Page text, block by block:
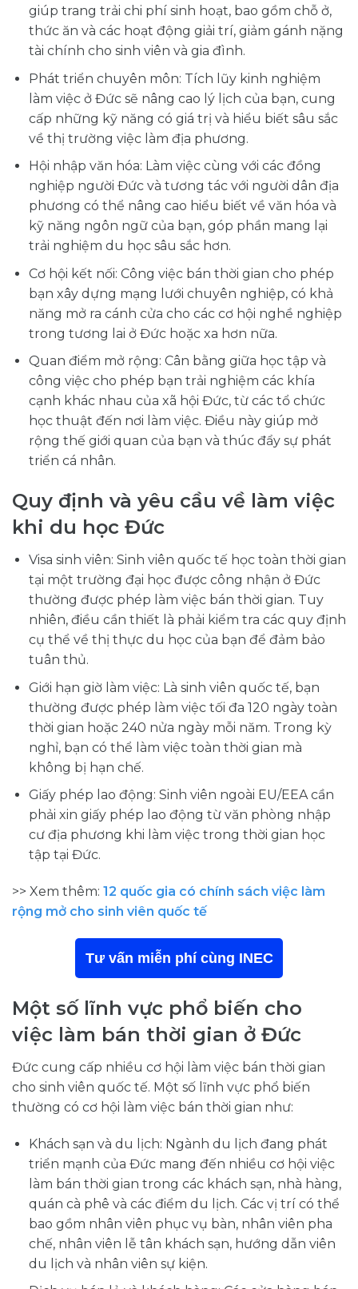
giúp trang trải chi phí sinh hoạt, bao gồm chỗ ở,
thức ăn và các hoạt động giải trí, giảm gánh nặng
tài chính cho sinh viên và gia đình.
Phát triển chuyên môn: Tích lũy kinh nghiệm
làm việc ở Đức sẽ nâng cao lý lịch của bạn, cung
cấp những kỹ năng có giá trị và hiểu biết sâu sắc
về thị trường việc làm địa phương.
Hội nhập văn hóa: Làm việc cùng với các đồng
nghiệp người Đức và tương tác với người dân địa
phương có thể nâng cao hiểu biết về văn hóa và
kỹ năng ngôn ngữ của bạn, góp phần mang lại
trải nghiệm du học sâu sắc hơn.
Cơ hội kết nối: Công việc bán thời gian cho phép
bạn xây dựng mạng lưới chuyên nghiệp, có khả
năng mở ra cánh cửa cho các cơ hội nghề nghiệp
trong tương lai ở Đức hoặc xa hơn nữa.
Quan điểm mở rộng: Cân bằng giữa học tập và
công việc cho phép bạn trải nghiệm các khía
cạnh khác nhau của xã hội Đức, từ các tổ chức
học thuật đến nơi làm việc. Điều này giúp mở
rộng thế giới quan của bạn và thúc đẩy sự phát
triển cá nhân.
Quy định và yêu cầu về làm việc
khi du học Đức
Visa sinh viên: Sinh viên quốc tế học toàn thời gian
tại một trường đại học được công nhận ở Đức
thường được phép làm việc bán thời gian. Tuy
nhiên, điều cần thiết là phải kiểm tra các quy định
cụ thể về thị thực du học của bạn để đảm bảo
tuân thủ.
Giới hạn giờ làm việc: Là sinh viên quốc tế, bạn
thường được phép làm việc tối đa 120 ngày toàn
thời gian hoặc 240 nửa ngày mỗi năm. Trong kỳ
nghỉ, bạn có thể làm việc toàn thời gian mà
không bị hạn chế.
Giấy phép lao động: Sinh viên ngoài EU/EEA cần
phải xin giấy phép lao động từ văn phòng nhập
cư địa phương khi làm việc trong thời gian học
tập tại Đức.
>> Xem thêm: 12 quốc gia có chính sách việc làm
rộng mở cho sinh viên quốc tế
Tư vấn miễn phí cùng INEC
Một số lĩnh vực phổ biến cho
việc làm bán thời gian ở Đức
Đức cung cấp nhiều cơ hội làm việc bán thời gian
cho sinh viên quốc tế. Một số lĩnh vực phổ biến
thường có cơ hội làm việc bán thời gian như:
Khách sạn và du lịch: Ngành du lịch đang phát
triển mạnh của Đức mang đến nhiều cơ hội việc
làm bán thời gian trong các khách sạn, nhà hàng,
quán cà phê và các điểm du lịch. Các vị trí có thể
bao gồm nhân viên phục vụ bàn, nhân viên pha
chế, nhân viên lễ tân khách sạn, hướng dẫn viên
du lịch và nhân viên sự kiện.